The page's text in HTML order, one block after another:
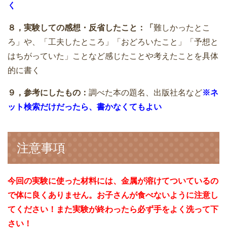
く
８，実験しての感想・反省したこと：「 難しかったとこ
ろ」や、「工夫したところ」「おどろいたこと」「予想と
はちがっていた」ことなど感じたことや考えたことを具体
的に書く
９，参考にしたもの： 調べた本の題名、出版社名など※ネ
ット検索だけだったら、書かなくてもよい
注意事項
今回の実験に使った材料には、金属が溶けてついているの
で体に良くありません。お子さんが食べないように注意し
てください！また実験が終わったら必ず手をよく洗って下
さい！